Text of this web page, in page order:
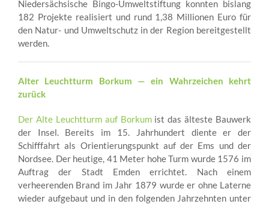
Niedersächsische Bingo-Umweltstiftung konnten bislang
182 Projekte realisiert und rund 1,38 Millionen Euro für
den Natur- und Umweltschutz in der Region bereitgestellt
werden.
Alter Leuchtturm Borkum — ein Wahrzeichen kehrt
zurück
Der Alte Leuchtturm auf Borkumist das älteste Bauwerk
der Insel. Bereits im 15. Jahrhundert diente er der
Schifffahrt als Orientierungspunkt auf der Ems und der
Nordsee. Der heutige, 41 Meter hohe Turm wurde 1576 im
Auftrag der Stadt Emden errichtet. Nach einem
verheerenden Brand im Jahr 1879 wurde er ohne Laterne
wieder aufgebaut und in den folgenden Jahrzehnten unter